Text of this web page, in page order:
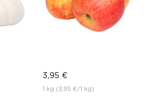
3,95 €
1 kg (3,95 €/1 kg)